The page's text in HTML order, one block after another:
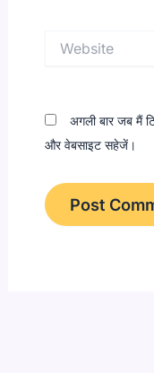
अगली बार जब मैं
और वेबसाइट सहेजें।